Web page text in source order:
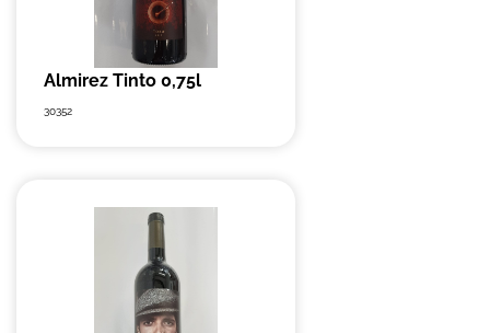
Almirez Tinto 0,75l
30352